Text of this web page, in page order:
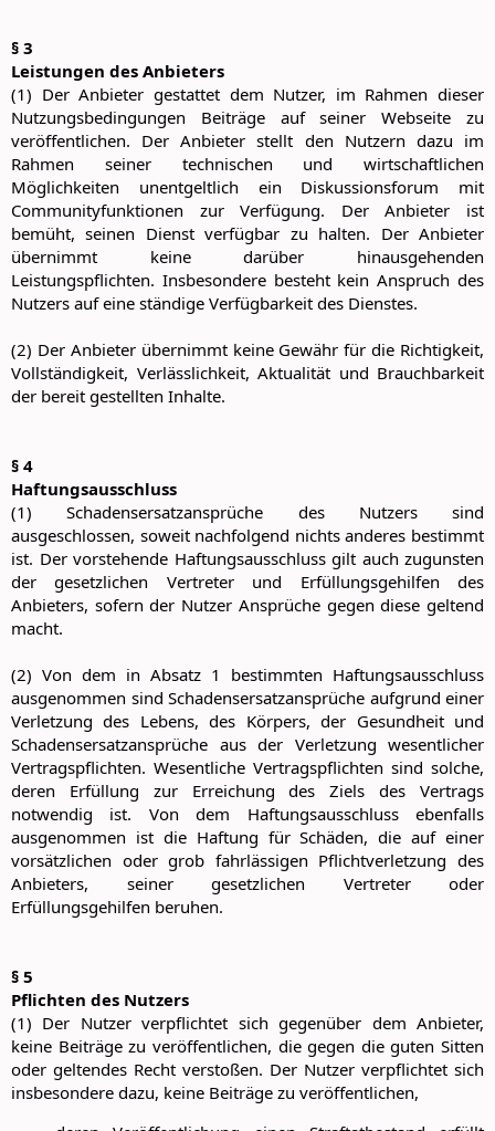
§ 3
Leistungen des Anbieters
(1) Der Anbieter gestattet dem Nutzer, im Rahmen dieser
Nutzungsbedingungen Beiträge auf seiner Webseite zu
veröffentlichen. Der Anbieter stellt den Nutzern dazu im
Rahmen seiner technischen und wirtschaftlichen
Möglichkeiten unentgeltlich ein Diskussionsforum mit
Communityfunktionen zur Verfügung. Der Anbieter ist
bemüht, seinen Dienst verfügbar zu halten. Der Anbieter
übernimmt keine darüber hinausgehenden
Leistungspflichten. Insbesondere besteht kein Anspruch des
Nutzers auf eine ständige Verfügbarkeit des Dienstes.
(2) Der Anbieter übernimmt keine Gewähr für die Richtigkeit,
Vollständigkeit, Verlässlichkeit, Aktualität und Brauchbarkeit
der bereit gestellten Inhalte.
§ 4
Haftungsausschluss
(1) Schadensersatzansprüche des Nutzers sind
ausgeschlossen, soweit nachfolgend nichts anderes bestimmt
ist. Der vorstehende Haftungsausschluss gilt auch zugunsten
der gesetzlichen Vertreter und Erfüllungsgehilfen des
Anbieters, sofern der Nutzer Ansprüche gegen diese geltend
macht.
(2) Von dem in Absatz 1 bestimmten Haftungsausschluss
ausgenommen sind Schadensersatzansprüche aufgrund einer
Verletzung des Lebens, des Körpers, der Gesundheit und
Schadensersatzansprüche aus der Verletzung wesentlicher
Vertragspflichten. Wesentliche Vertragspflichten sind solche,
deren Erfüllung zur Erreichung des Ziels des Vertrags
notwendig ist. Von dem Haftungsausschluss ebenfalls
ausgenommen ist die Haftung für Schäden, die auf einer
vorsätzlichen oder grob fahrlässigen Pflichtverletzung des
Anbieters, seiner gesetzlichen Vertreter oder
Erfüllungsgehilfen beruhen.
§ 5
Pflichten des Nutzers
(1) Der Nutzer verpflichtet sich gegenüber dem Anbieter,
keine Beiträge zu veröffentlichen, die gegen die guten Sitten
oder geltendes Recht verstoßen. Der Nutzer verpflichtet sich
insbesondere dazu, keine Beiträge zu veröffentlichen,